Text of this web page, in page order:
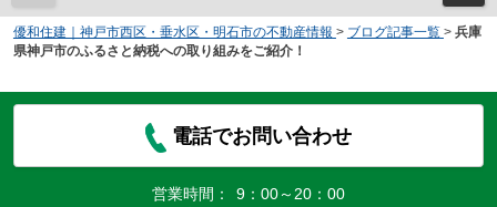
優和住建｜神戸市西区・垂水区・明石市の不動産情報 > ブログ記事一覧 > 兵庫
県神戸市のふるさと納税への取り組みをご紹介！
電話でお問い合わせ
営業時間：
9：00～20：00